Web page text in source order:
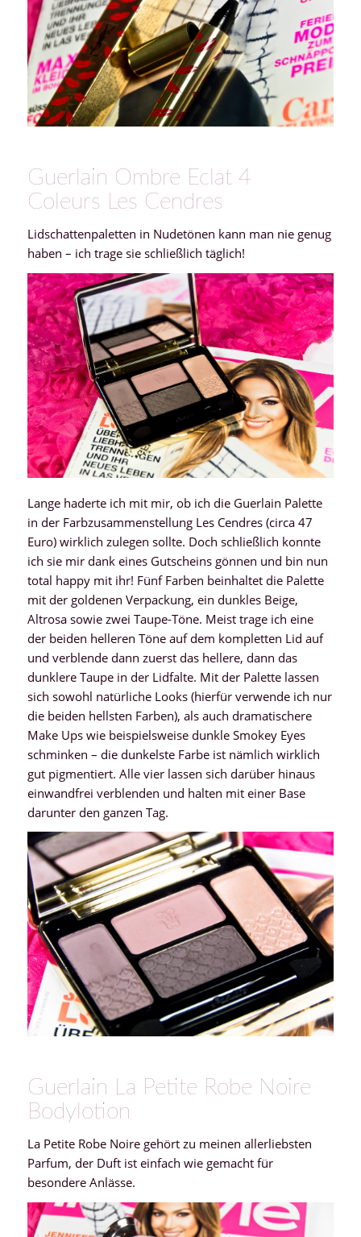
Guerlain Ombre Eclat 4
Coleurs Les Cendres
Lidschattenpaletten in Nudetönen kann man nie genug
haben – ich trage sie schließlich täglich!
Lange haderte ich mit mir, ob ich die Guerlain Palette
in der Farbzusammenstellung Les Cendres (circa 47
Euro) wirklich zulegen sollte. Doch schließlich konnte
ich sie mir dank eines Gutscheins gönnen und bin nun
total happy mit ihr! Fünf Farben beinhaltet die Palette
mit der goldenen Verpackung, ein dunkles Beige,
Altrosa sowie zwei Taupe-Töne. Meist trage ich eine
der beiden helleren Töne auf dem kompletten Lid auf
und verblende dann zuerst das hellere, dann das
dunklere Taupe in der Lidfalte. Mit der Palette lassen
sich sowohl natürliche Looks (hierfür verwende ich nur
die beiden hellsten Farben), als auch dramatischere
Make Ups wie beispielsweise dunkle Smokey Eyes
schminken – die dunkelste Farbe ist nämlich wirklich
gut pigmentiert. Alle vier lassen sich darüber hinaus
einwandfrei verblenden und halten mit einer Base
darunter den ganzen Tag.
Guerlain La Petite Robe Noire
Bodylotion
La Petite Robe Noire gehört zu meinen allerliebsten
Parfum, der Duft ist einfach wie gemacht für
besondere Anlässe.